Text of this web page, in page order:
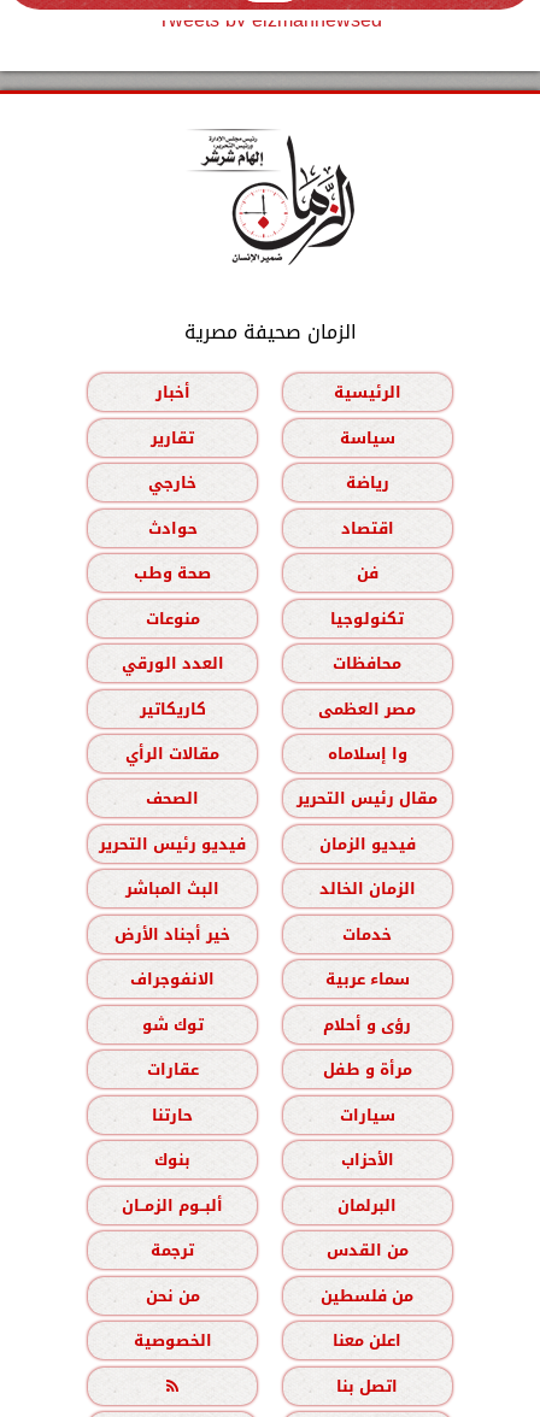
Tweets by elzmannewseg
الزمان صحيفة مصرية
الرئيسية
أخبار
سياسة
تقارير
رياضة
خارجي
اقتصاد
حوادث
فن
صحة وطب
تكنولوجيا
منوعات
محافظات
العدد الورقي
مصر العظمى
كاريكاتير
وا إسلاماه
مقالات الرأي
مقال رئيس التحرير
الصحف
فيديو الزمان
فيديو رئيس التحرير
الزمان الخالد
البث المباشر
خدمات
خير أجناد الأرض
سماء عربية
الانفوجراف
رؤى و أحلام
توك شو
مرأة و طفل
عقارات
سيارات
حارتنا
الأحزاب
بنوك
البرلمان
ألبــوم الزمــان
من القدس
ترجمة
من فلسطين
من نحن
اعلن معنا
الخصوصية
اتصل بنا
